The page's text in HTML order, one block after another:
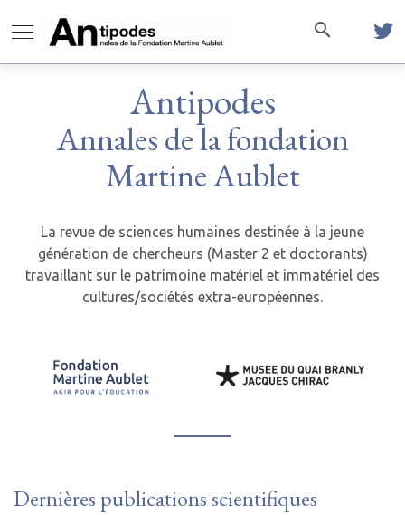
Antipodes
Annales de la fondation
Martine Aublet
La revue de sciences humaines destinée à la jeune
génération de chercheurs (Master 2 et doctorants)
travaillant sur le patrimoine matériel et immatériel des
cultures/sociétés extra-européennes.
Dernières publications scientifiques